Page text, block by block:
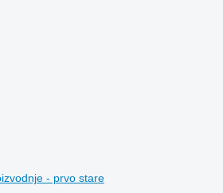
- prvo stare